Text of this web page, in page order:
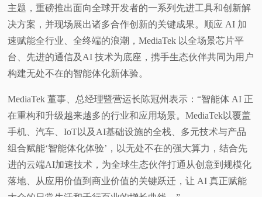
快
讯
测
频
科
主题，重磅推出面向全球开发者的一系列先进工具和创新解
决方案，并现场展出诸多合作创新的关键成果。顺应 AI 加
速赋能全行业、全终端的浪潮，MediaTek 以全场景芯片平
台、先进的通信及AI 技术为底座，携手生态伙伴共同为用户
构建无处不在的智能体化新体验。
MediaTek 董事、总经理暨营运长陈冠州表示：“智能体 AI 正
在重构和升级越来越多的行业和应用场景。MediaTek以覆盖
手机、汽车、IoT以及AI基础设施的全栈、多元技术与产品
组合赋能‘智能体化体验’，以无处不在的强大算力，结合先
进的云端AI加速技术，为全球生态伙伴打通从创意到规模化
落地、从应用价值到商业价值的关键跃迁，让 AI 真正赋能